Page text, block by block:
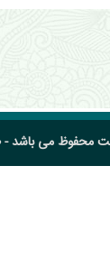
محفوظ می باشد